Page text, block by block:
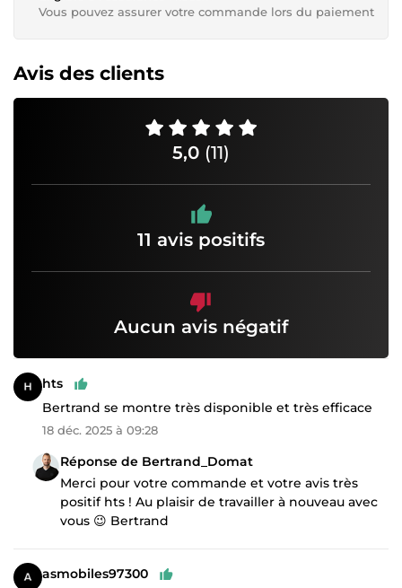
Vous pouvez assurer votre commande lors du paiement
Avis des clients
5,0 (11)
11 avis positifs
Aucun avis négatif
hts
Bertrand se montre très disponible et très efficace
18 déc. 2025 à 09:28
Réponse de Bertrand_Domat
Merci pour votre commande et votre avis très
positif hts ! Au plaisir de travailler à nouveau avec
vous 😉 Bertrand
asmobiles97300